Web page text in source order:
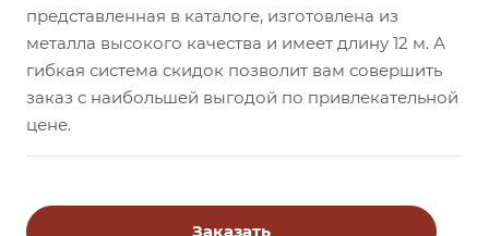
представленная в каталоге, изготовлена из
металла высокого качества и имеет длину 12 м. А
гибкая система скидок позволит вам совершить
заказ с наибольшей выгодой по привлекательной
цене.
Заказать